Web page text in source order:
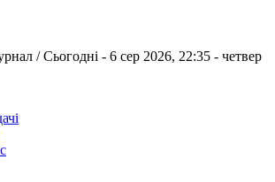
/Сьогодні - 6 сер 2026, 22:35 - четвер